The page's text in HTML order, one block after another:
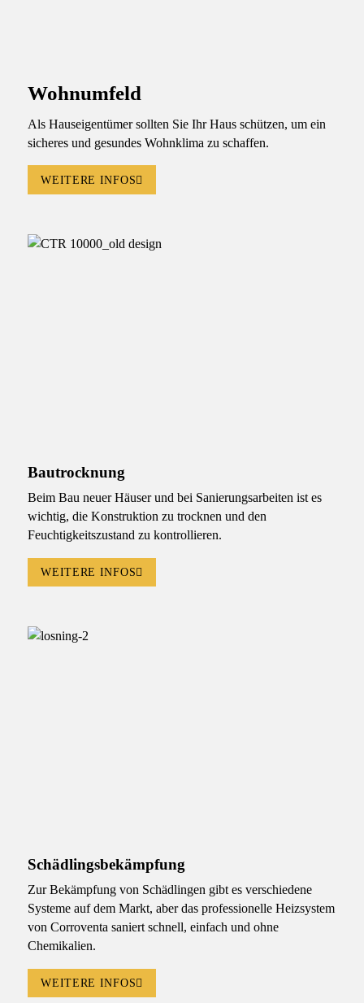
Wohnumfeld
Als Hauseigentümer sollten Sie Ihr Haus schützen, um ein
sicheres und gesundes Wohnklima zu schaffen.
WEITERE INFOS
Bautrocknung
Beim Bau neuer Häuser und bei Sanierungsarbeiten ist es
wichtig, die Konstruktion zu trocknen und den
Feuchtigkeitszustand zu kontrollieren.
WEITERE INFOS
Schädlingsbekämpfung
Zur Bekämpfung von Schädlingen gibt es verschiedene
Systeme auf dem Markt, aber das professionelle Heizsystem
von Corroventa saniert schnell, einfach und ohne
Chemikalien.
WEITERE INFOS